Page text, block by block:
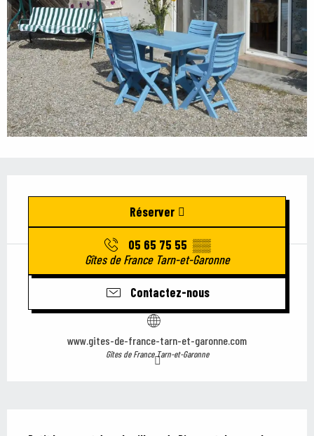
Réserver
05 65 75 55 ▒▒
Gîtes de France Tarn-et-Garonne
Contactez-nous
www.gites-de-france-tarn-et-garonne.com
Gîtes de France Tarn-et-Garonne